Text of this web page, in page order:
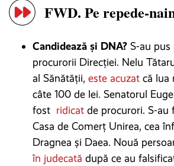
FWD. Pe repede-
Candidează și DNA? S-au pus
procurorii Direcției. Nelu
al Sănătății, este acuzat că lua
câte 100 de lei. Senatorul
fost ridicat de procurori. S-au
Casa de Comerț Unirea, cea
Dragnea și Daea. Nouă
în judecată după ce au